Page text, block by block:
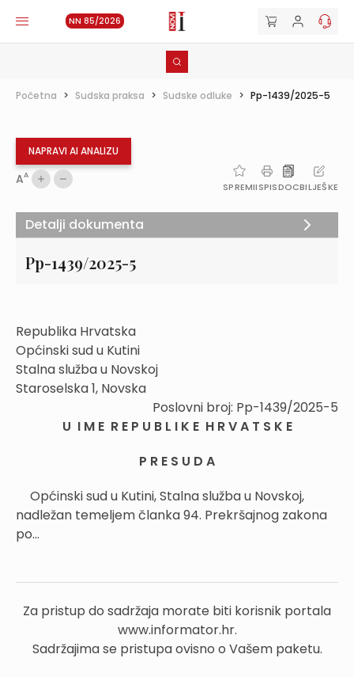
NN 85/2026
Početna > Sudska praksa > Sudske odluke > Pp-1439/2025-5
NAPRAVI AI ANALIZU
AA
SPREMIISPISDOCBILJEŠKE
Pp-1439/2025-5
Republika Hrvatska
Općinski sud u Kutini
Stalna služba u Novskoj
Staroselska 1, Novska
Poslovni broj: Pp-1439/2025-5
U I M E R E P U B L I K E H R V A T S K E
P R E S U D A
Općinski sud u Kutini, Stalna služba u Novskoj,
nadležan temeljem članka 94. Prekršajnog zakona
po...
Za pristup do sadržaja morate biti korisnik portala
www.informator.hr.
Sadržajima se pristupa ovisno o Vašem paketu.
Detalji dokumenta